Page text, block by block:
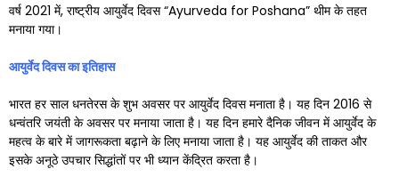
वर्ष 2021 में, राष्ट्रीय आयुर्वेद दिवस “Ayurveda for Poshana” थीम के तहत
मनाया गया।
आयुर्वेद दिवस का इतिहास
भारत हर साल धनतेरस के शुभ अवसर पर आयुर्वेद दिवस मनाता है। यह दिन 2016 से
धन्वंतरि जयंती के अवसर पर मनाया जाता है। यह दिन हमारे दैनिक जीवन में आयुर्वेद के
महत्व के बारे में जागरूकता बढ़ाने के लिए मनाया जाता है। यह आयुर्वेद की ताकत और
इसके अनूठे उपचार सिद्धांतों पर भी ध्यान केंद्रित करता है।